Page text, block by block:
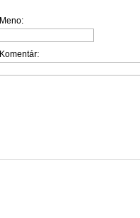
Meno:
Komentár: